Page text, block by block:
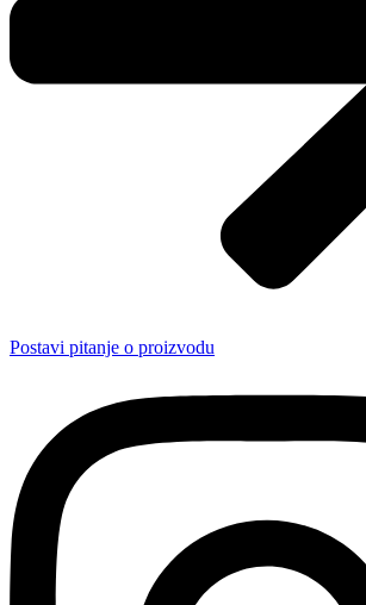
Postavi pitanje o proizvodu